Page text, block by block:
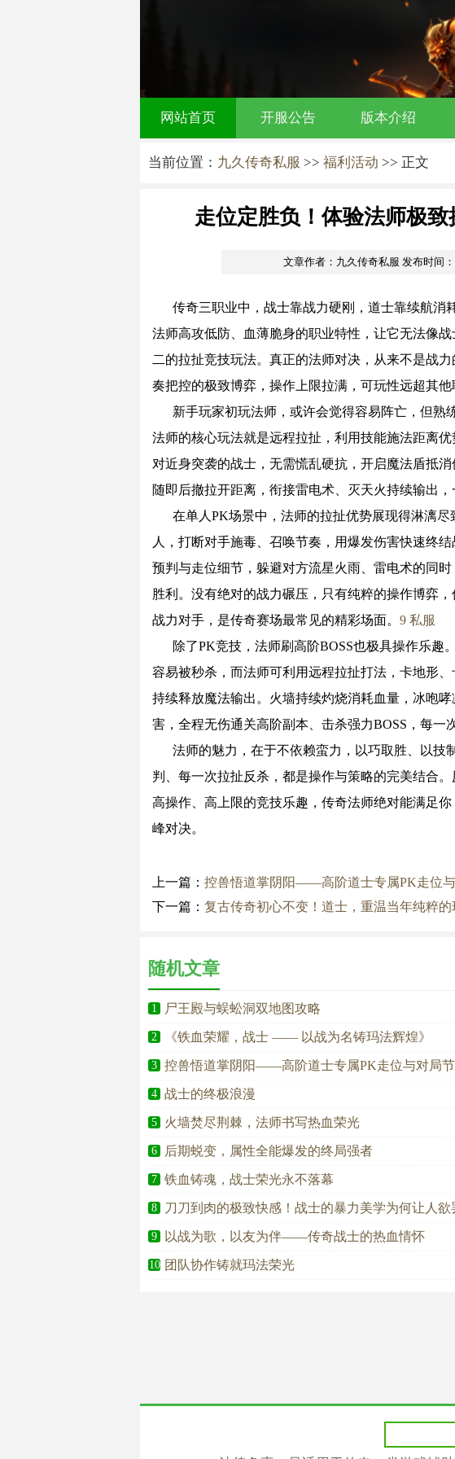
网站首页 开服公告 版本介绍
当前位置： 九久传奇私服 >> 福利活动 >> 正文
走位定胜负！体验法师极
文章作者：九久传奇私服 发布时间
传奇三职业中，战士靠战力硬刚，道士靠续航消
法师高攻低防、血薄脆身的职业特性，让它无法像
二的拉扯竞技玩法。真正的法师对决，从来不是战
奏把控的极致博弈，操作上限拉满，可玩性远超其他
新手玩家初玩法师，或许会觉得容易阵亡，但熟
法师的核心玩法就是远程拉扯，利用技能施法距离
对近身突袭的战士，无需慌乱硬抗，开启魔法盾抵
随即后撤拉开距离，衔接雷电术、灭天火持续输出，
在单人PK场景中，法师的拉扯优势展现得淋漓
人，打断对手施毒、召唤节奏，用爆发伤害快速终
预判与走位细节，躲避对方流星火雨、雷电术的同
胜利。没有绝对的战力碾压，只有纯粹的操作博弈
战力对手，是传奇赛场最常见的精彩场面。 9 私服
除了PK竞技，法师刷高阶BOSS也极具操作乐趣
容易被秒杀，而法师可利用远程拉扯打法，卡地形
持续释放魔法输出。火墙持续灼烧消耗血量，冰咆
害，全程无伤通关高阶副本、击杀强力BOSS，每一
法师的魅力，在于不依赖蛮力，以巧取胜、以技
判、每一次拉扯反杀，都是操作与策略的完美结合
高操作、高上限的竞技乐趣，传奇法师绝对能满足
峰对决。
上一篇： 控兽悟道掌阴阳——高阶道士专属PK走位
下一篇： 复古传奇初心不变！道士，重温当年纯粹的
随机文章
1 尸王殿与蜈蚣洞双地图攻略
2 《铁血荣耀，战士 —— 以战为名铸玛法辉煌》
3 控兽悟道掌阴阳——高阶道士专属PK走位与对局
4 战士的终极浪漫
5 火墙焚尽荆棘，法师书写热血荣光
6 后期蜕变，属性全能爆发的终局强者
7 铁血铸魂，战士荣光永不落幕
8 刀刀到肉的极致快感！战士的暴力美学为何让人欲
9 以战为歌，以友为伴——传奇战士的热血情怀
10 团队协作铸就玛法荣光